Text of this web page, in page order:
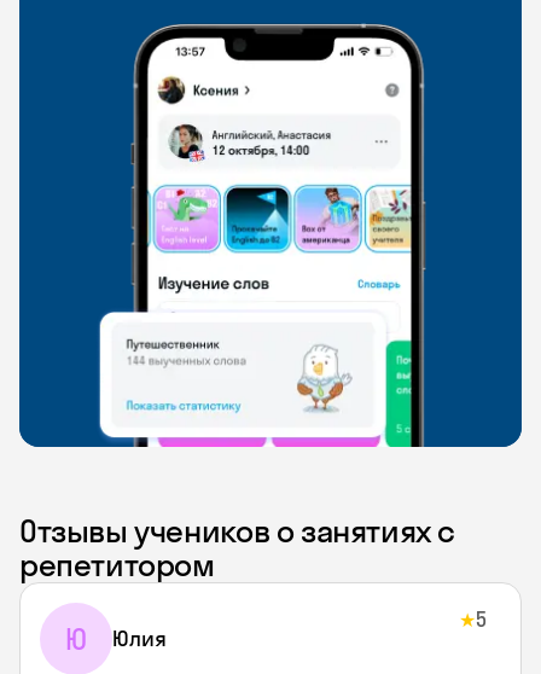
Отзывы учеников о занятиях с
репетитором
Ю Юлия
★5